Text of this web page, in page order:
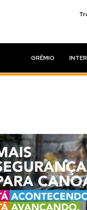
GRÊMIO INTER